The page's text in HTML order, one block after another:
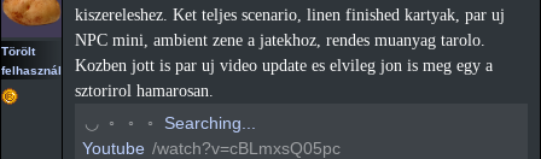
Törölt
felhasználó
kiszereleshez. Ket teljes scenario, linen finished kartyak, par uj
NPC mini, ambient zene a jatekhoz, rendes muanyag tarolo.
Kozben jott is par uj video update es elvileg jon is meg egy a
sztorirol hamarosan.
◠ ◦ ◦ ◦
Searching...
Youtube /watch?v=cBLmxsQ05pc